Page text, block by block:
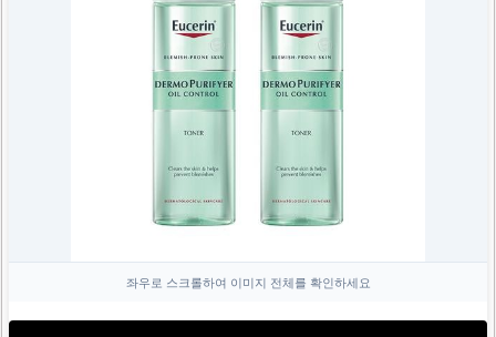
좌우로 스크롤하여 이미지 전체를 확인하세요